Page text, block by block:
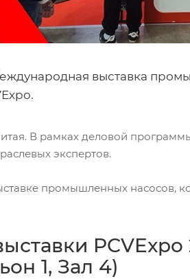
выставка
В рамках деловой
экспертов.
промышленных насосов,
PCVExpo
1, Зал 4)